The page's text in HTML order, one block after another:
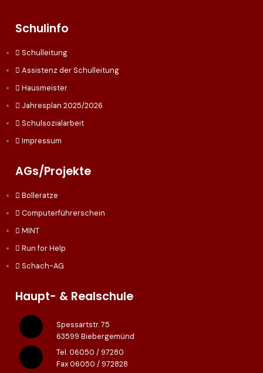
Schulinfo
Schulleitung
Assistenz der Schulleitung
Hausmeister
Jahresplan 2025/2026
Schulsozialarbeit
Impressum
AGs/Projekte
Bolleratze
Computerführerschein
MINT
Run for Help
Schach-AG
Haupt- & Realschule
Spessartstr. 75
63599 Biebergemünd
Tel. 06050 / 97280
Fax 06050 / 972828